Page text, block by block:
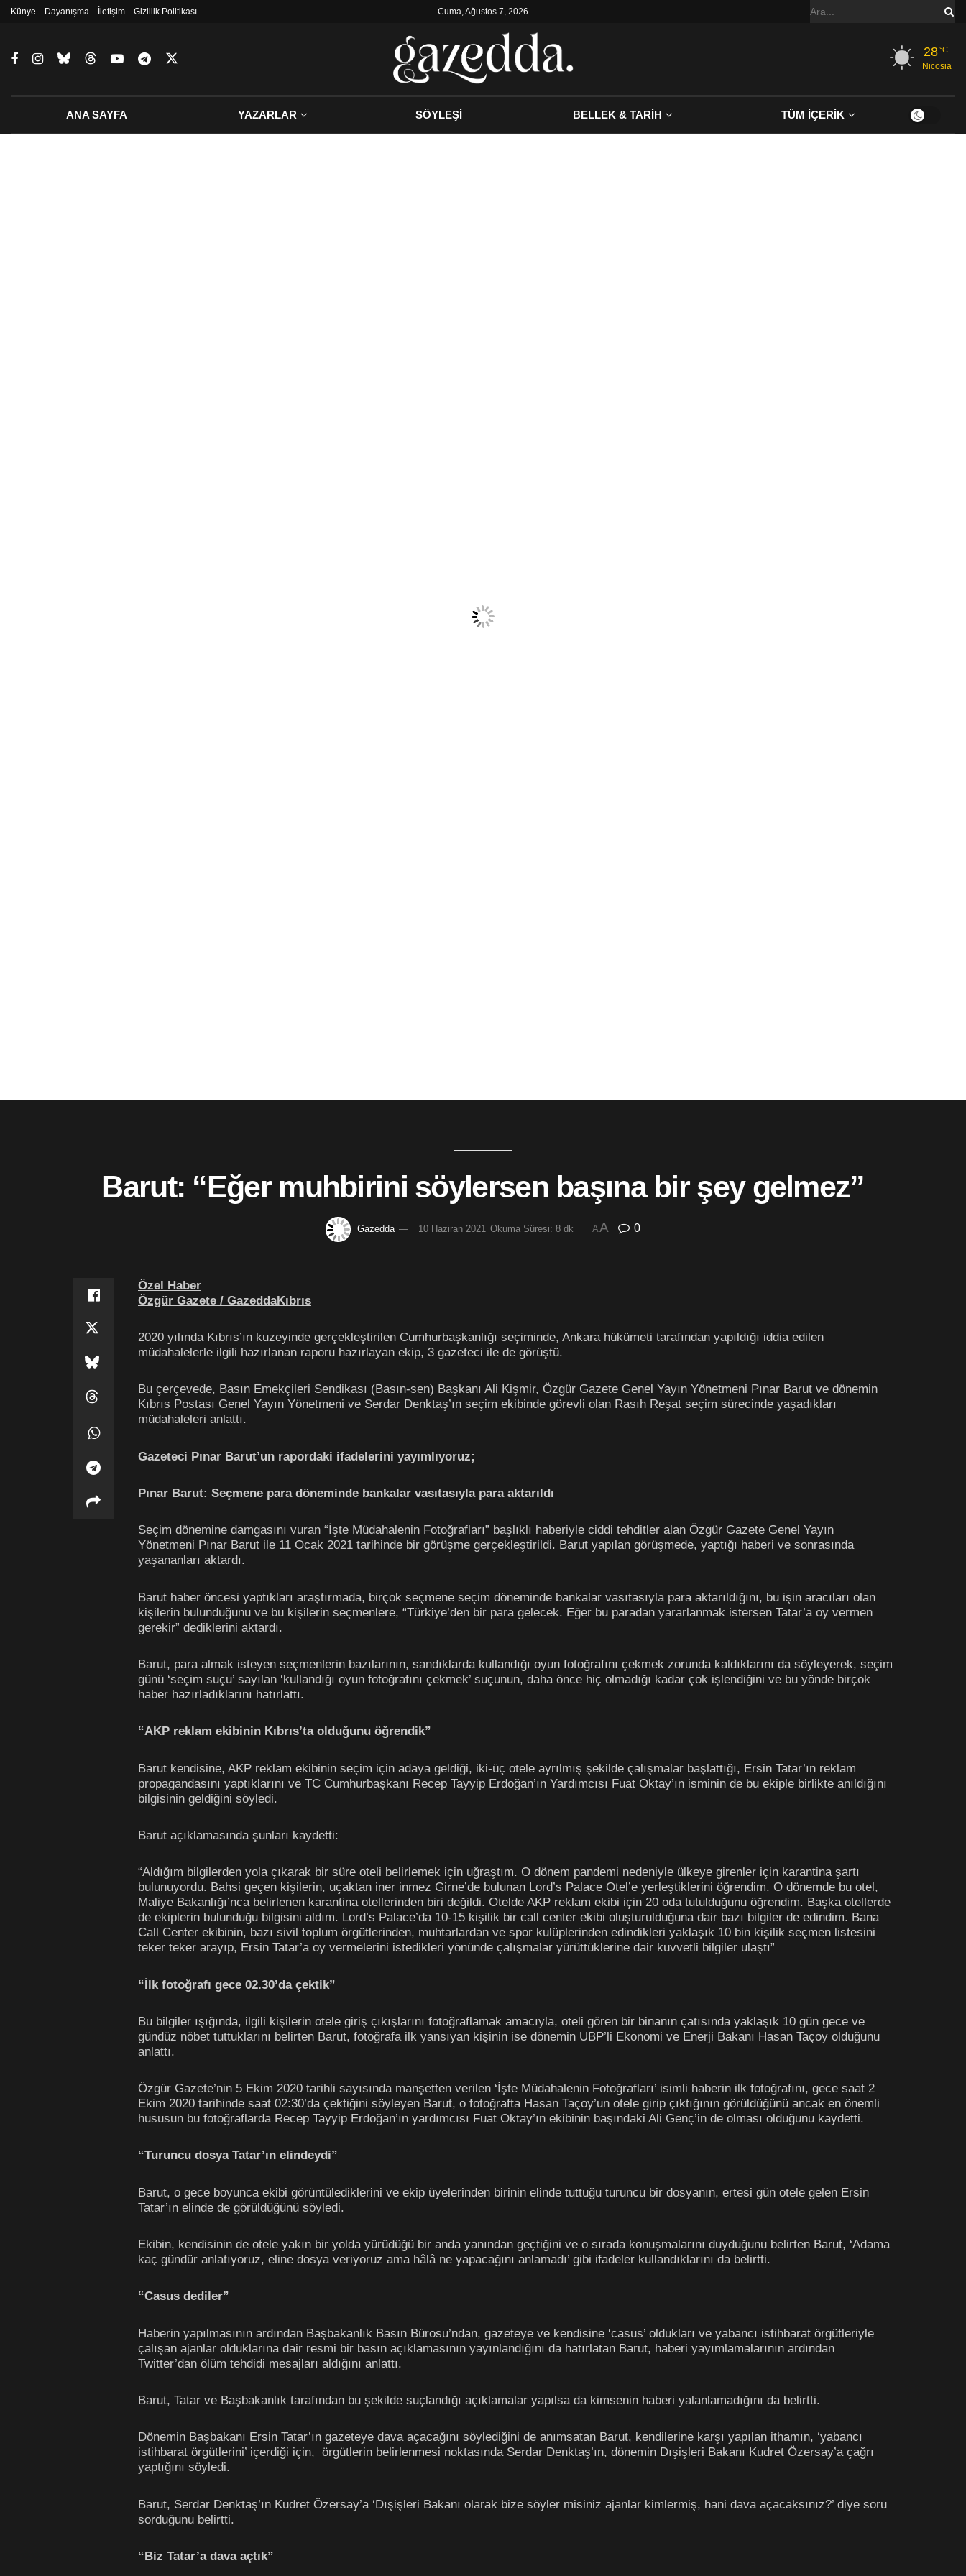
Künye Dayanışma İletişim Gizlilik Politikası Cuma, Ağustos 7, 2026
28°C
Nicosia
ANA SAYFA YAZARLAR SÖYLEŞİ BELLEK & TARİH TÜM İÇERİK
Barut: “Eğer muhbirini söylersen başına bir şey gelmez”
Gazedda 10 Haziran 2021 Okuma Süresi: 8 dk AA 0
Özel Haber
Özgür Gazete / GazeddaKıbrıs
2020 yılında Kıbrıs’ın kuzeyinde gerçekleştirilen Cumhurbaşkanlığı seçiminde, Ankara hükümeti tarafından yapıldığı iddia edilen
müdahalelerle ilgili hazırlanan raporu hazırlayan ekip, 3 gazeteci ile de görüştü.
Bu çerçevede, Basın Emekçileri Sendikası (Basın-sen) Başkanı Ali Kişmir, Özgür Gazete Genel Yayın Yönetmeni Pınar Barut ve dönemin
Kıbrıs Postası Genel Yayın Yönetmeni ve Serdar Denktaş’ın seçim ekibinde görevli olan Rasıh Reşat seçim sürecinde yaşadıkları
müdahaleleri anlattı.
Gazeteci Pınar Barut’un rapordaki ifadelerini yayımlıyoruz;
Pınar Barut: Seçmene para döneminde bankalar vasıtasıyla para aktarıldı
Seçim dönemine damgasını vuran “İşte Müdahalenin Fotoğrafları” başlıklı haberiyle ciddi tehditler alan Özgür Gazete Genel Yayın
Yönetmeni Pınar Barut ile 11 Ocak 2021 tarihinde bir görüşme gerçekleştirildi. Barut yapılan görüşmede, yaptığı haberi ve sonrasında
yaşananları aktardı.
Barut haber öncesi yaptıkları araştırmada, birçok seçmene seçim döneminde bankalar vasıtasıyla para aktarıldığını, bu işin aracıları olan
kişilerin bulunduğunu ve bu kişilerin seçmenlere, “Türkiye’den bir para gelecek. Eğer bu paradan yararlanmak istersen Tatar’a oy vermen
gerekir” dediklerini aktardı.
Barut, para almak isteyen seçmenlerin bazılarının, sandıklarda kullandığı oyun fotoğrafını çekmek zorunda kaldıklarını da söyleyerek, seçim
günü ‘seçim suçu’ sayılan ‘kullandığı oyun fotoğrafını çekmek’ suçunun, daha önce hiç olmadığı kadar çok işlendiğini ve bu yönde birçok
haber hazırladıklarını hatırlattı.
“AKP reklam ekibinin Kıbrıs’ta olduğunu öğrendik”
Barut kendisine, AKP reklam ekibinin seçim için adaya geldiği, iki-üç otele ayrılmış şekilde çalışmalar başlattığı, Ersin Tatar’ın reklam
propagandasını yaptıklarını ve TC Cumhurbaşkanı Recep Tayyip Erdoğan’ın Yardımcısı Fuat Oktay’ın isminin de bu ekiple birlikte anıldığını
bilgisinin geldiğini söyledi.
Barut açıklamasında şunları kaydetti:
“Aldığım bilgilerden yola çıkarak bir süre oteli belirlemek için uğraştım. O dönem pandemi nedeniyle ülkeye girenler için karantina şartı
bulunuyordu. Bahsi geçen kişilerin, uçaktan iner inmez Girne’de bulunan Lord’s Palace Otel’e yerleştiklerini öğrendim. O dönemde bu otel,
Maliye Bakanlığı’nca belirlenen karantina otellerinden biri değildi. Otelde AKP reklam ekibi için 20 oda tutulduğunu öğrendim. Başka otellerde
de ekiplerin bulunduğu bilgisini aldım. Lord’s Palace’da 10-15 kişilik bir call center ekibi oluşturulduğuna dair bazı bilgiler de edindim. Bana
Call Center ekibinin, bazı sivil toplum örgütlerinden, muhtarlardan ve spor kulüplerinden edindikleri yaklaşık 10 bin kişilik seçmen listesini
teker teker arayıp, Ersin Tatar’a oy vermelerini istedikleri yönünde çalışmalar yürüttüklerine dair kuvvetli bilgiler ulaştı”
“İlk fotoğrafı gece 02.30’da çektik”
Bu bilgiler ışığında, ilgili kişilerin otele giriş çıkışlarını fotoğraflamak amacıyla, oteli gören bir binanın çatısında yaklaşık 10 gün gece ve
gündüz nöbet tuttuklarını belirten Barut, fotoğrafa ilk yansıyan kişinin ise dönemin UBP’li Ekonomi ve Enerji Bakanı Hasan Taçoy olduğunu
anlattı.
Özgür Gazete’nin 5 Ekim 2020 tarihli sayısında manşetten verilen ‘İşte Müdahalenin Fotoğrafları’ isimli haberin ilk fotoğrafını, gece saat 2
Ekim 2020 tarihinde saat 02:30’da çektiğini söyleyen Barut, o fotoğrafta Hasan Taçoy’un otele girip çıktığının görüldüğünü ancak en önemli
hususun bu fotoğraflarda Recep Tayyip Erdoğan’ın yardımcısı Fuat Oktay’ın ekibinin başındaki Ali Genç’in de olması olduğunu kaydetti.
“Turuncu dosya Tatar’ın elindeydi”
Barut, o gece boyunca ekibi görüntülediklerini ve ekip üyelerinden birinin elinde tuttuğu turuncu bir dosyanın, ertesi gün otele gelen Ersin
Tatar’ın elinde de görüldüğünü söyledi.
Ekibin, kendisinin de otele yakın bir yolda yürüdüğü bir anda yanından geçtiğini ve o sırada konuşmalarını duyduğunu belirten Barut, ‘Adama
kaç gündür anlatıyoruz, eline dosya veriyoruz ama hâlâ ne yapacağını anlamadı’ gibi ifadeler kullandıklarını da belirtti.
“Casus dediler”
Haberin yapılmasının ardından Başbakanlık Basın Bürosu’ndan, gazeteye ve kendisine ‘casus’ oldukları ve yabancı istihbarat örgütleriyle
çalışan ajanlar olduklarına dair resmi bir basın açıklamasının yayınlandığını da hatırlatan Barut, haberi yayımlamalarının ardından
Twitter’dan ölüm tehdidi mesajları aldığını anlattı.
Barut, Tatar ve Başbakanlık tarafından bu şekilde suçlandığı açıklamalar yapılsa da kimsenin haberi yalanlamadığını da belirtti.
Dönemin Başbakanı Ersin Tatar’ın gazeteye dava açacağını söylediğini de anımsatan Barut, kendilerine karşı yapılan ithamın, ‘yabancı
istihbarat örgütlerini’ içerdiği için, örgütlerin belirlenmesi noktasında Serdar Denktaş’ın, dönemin Dışişleri Bakanı Kudret Özersay’a çağrı
yaptığını söyledi.
Barut, Serdar Denktaş’ın Kudret Özersay’a ‘Dışişleri Bakanı olarak bize söyler misiniz ajanlar kimlermiş, hani dava açacaksınız?’ diye soru
sorduğunu belirtti.
“Biz Tatar’a dava açtık”